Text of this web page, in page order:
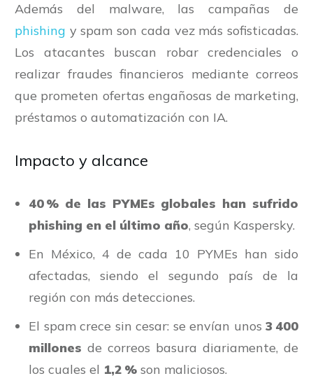
Además del malware, las campañas de
phishing y spam son cada vez más sofisticadas.
Los atacantes buscan robar credenciales o
realizar fraudes financieros mediante correos
que prometen ofertas engañosas de marketing,
préstamos o automatización con IA.
Impacto y alcance
40 % de las PYMEs globales han sufrido
phishing en el último año, según Kaspersky.
En México, 4 de cada 10 PYMEs han sido
afectadas, siendo el segundo país de la
región con más detecciones.
El spam crece sin cesar: se envían unos 3 400
millones de correos basura diariamente, de
los cuales el 1,2 % son maliciosos.